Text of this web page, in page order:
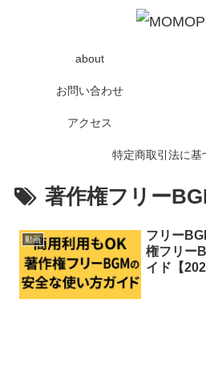
about
お問い合わせ
アクセス
特定商取引法に基
著作権フリー
動画
フリー
権フリー
イド【